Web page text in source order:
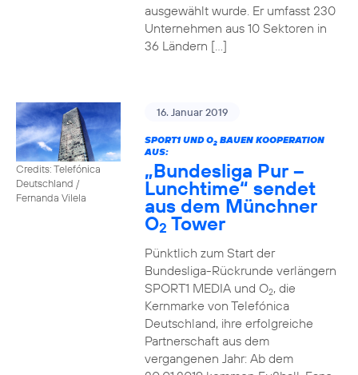
ausgewählt wurde. Er umfasst 230
Unternehmen aus 10 Sektoren in
36 Ländern […]
Credits: Telefónica
Deutschland /
Fernanda Vilela
16. Januar 2019
SPORT1 UND O2BAUEN KOOPERATION
AUS:
„Bundesliga Pur –
Lunchtime“ sendet
aus dem Münchner
O2 Tower
Pünktlich zum Start der
Bundesliga-Rückrunde verlängern
SPORT1 MEDIA und O2, die
Kernmarke von Telefónica
Deutschland, ihre erfolgreiche
Partnerschaft aus dem
vergangenen Jahr: Ab dem